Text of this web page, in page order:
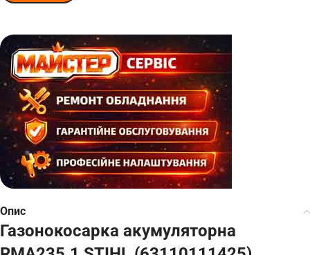
Опис
Газонокосарка акумуляторна